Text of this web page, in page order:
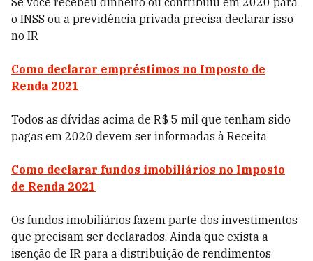
o INSS ou a previdência privada precisa declarar isso
no IR
Como declarar empréstimos no Imposto de
Renda 2021
Todos as dívidas acima de R$ 5 mil que tenham sido
pagas em 2020 devem ser informadas à Receita
Como declarar fundos imobiliários no Imposto
de Renda 2021
Os fundos imobiliários fazem parte dos investimentos
que precisam ser declarados. Ainda que exista a
isenção de IR para a distribuição de rendimentos